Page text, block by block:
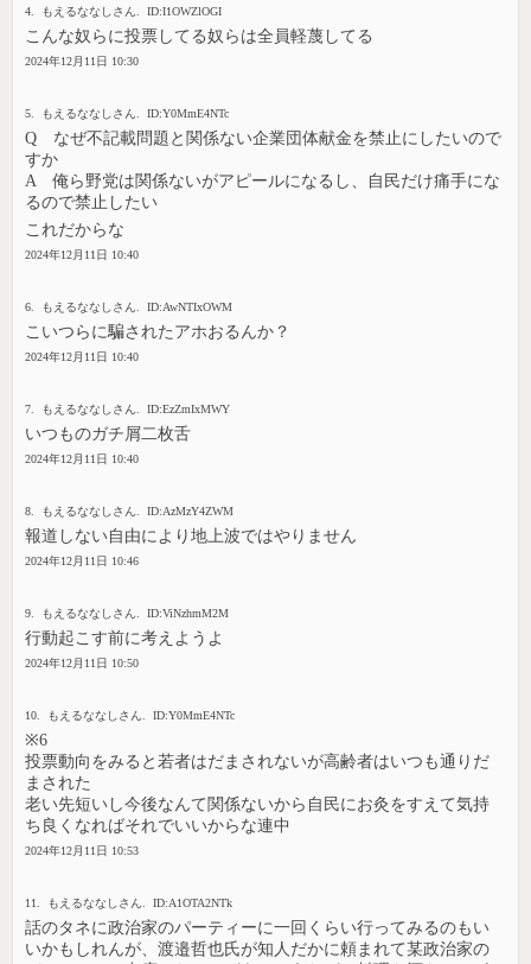
4. もえるななしさん. ID:I1OWZlOGI
こんな奴らに投票してる奴らは全員軽蔑してる
2024年12月11日 10:30
5. もえるななしさん. ID:Y0MmE4NTc
Q なぜ不記載問題と関係ない企業団体献金を禁止にしたいので
すか
A 俺ら野党は関係ないがアピールになるし、自民だけ痛手にな
るので禁止したい
これだからな
2024年12月11日 10:40
6. もえるななしさん. ID:AwNTIxOWM
こいつらに騙されたアホおるんか？
2024年12月11日 10:40
7. もえるななしさん. ID:EzZmIxMWY
いつものガチ屑二枚舌
2024年12月11日 10:40
8. もえるななしさん. ID:AzMzY4ZWM
報道しない自由により地上波ではやりません
2024年12月11日 10:46
9. もえるななしさん. ID:ViNzhmM2M
行動起こす前に考えようよ
2024年12月11日 10:50
10. もえるななしさん. ID:Y0MmE4NTc
※6
投票動向をみると若者はだまされないが高齢者はいつも通りだ
まされた
老い先短いし今後なんて関係ないから自民にお灸をすえて気持
ち良くなればそれでいいからな連中
2024年12月11日 10:53
11. もえるななしさん. ID:A1OTA2NTk
話のタネに政治家のパーティーに一回くらい行ってみるのもい
いかもしれんが、渡邉哲也氏が知人だかに頼まれて某政治家の